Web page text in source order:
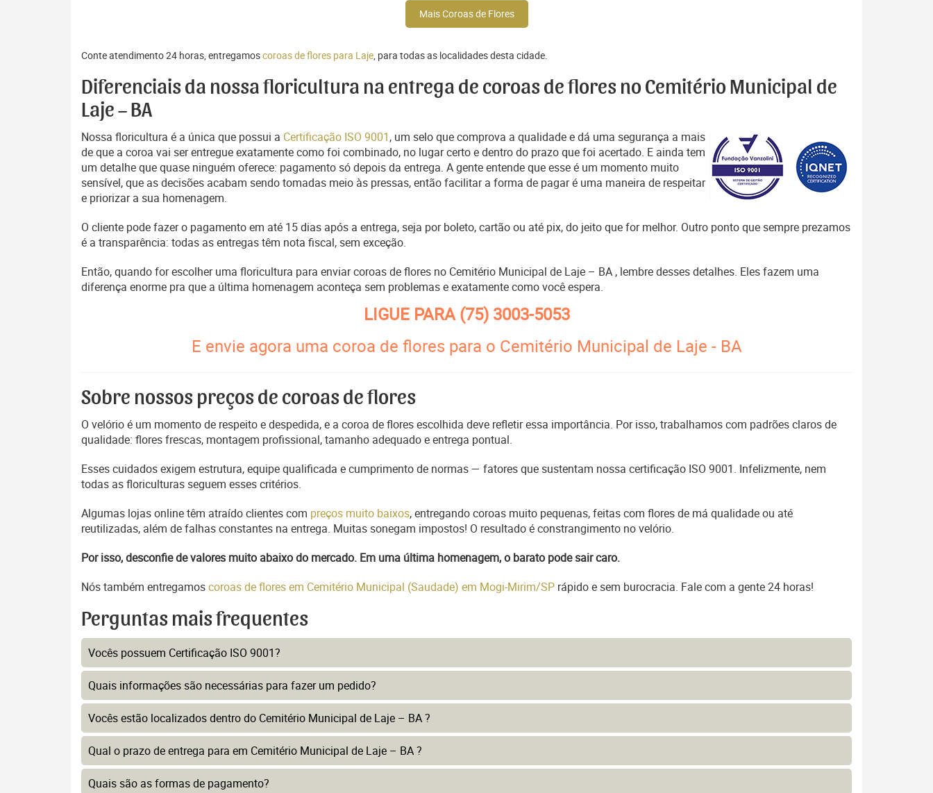
Mais Coroas de Flores
Conte atendimento 24 horas, entregamoscoroas de flores para Laje, para todas as localidades desta cidade.
Diferenciais da nossa floricultura na entrega de coroas de flores no Cemitério Municipal de
Laje – BA
Nossa floricultura é a única que possui a Certificação ISO 9001, um selo que comprova a qualidade e dá uma segurança a mais
de que a coroa vai ser entregue exatamente como foi combinado, no lugar certo e dentro do prazo que foi acertado. E ainda tem
um detalhe que quase ninguém oferece: pagamento só depois da entrega. A gente entende que esse é um momento muito
sensível, que as decisões acabam sendo tomadas meio às pressas, então facilitar a forma de pagar é uma maneira de respeitar
e priorizar a sua homenagem.
O cliente pode fazer o pagamento em até 15 dias após a entrega, seja por boleto, cartão ou até pix, do jeito que for melhor. Outro ponto que sempre prezamos
é a transparência: todas as entregas têm nota fiscal, sem exceção.
Então, quando for escolher uma floricultura para enviar coroas de flores no Cemitério Municipal de Laje – BA , lembre desses detalhes. Eles fazem uma
diferença enorme pra que a última homenagem aconteça sem problemas e exatamente como você espera.
LIGUE PARA(75) 3003-5053
E envie agora uma coroa de flores para o Cemitério Municipal de Laje - BA
Sobre nossos preços de coroas de flores
O velório é um momento de respeito e despedida, e a coroa de flores escolhida deve refletir essa importância. Por isso, trabalhamos com padrões claros de
qualidade: flores frescas, montagem profissional, tamanho adequado e entrega pontual.
Esses cuidados exigem estrutura, equipe qualificada e cumprimento de normas — fatores que sustentam nossa certificação ISO 9001. Infelizmente, nem
todas as floriculturas seguem esses critérios.
Algumas lojas online têm atraído clientes com preços muito baixos, entregando coroas muito pequenas, feitas com flores de má qualidade ou até
reutilizadas, além de falhas constantes na entrega. Muitas sonegam impostos! O resultado é constrangimento no velório.
Por isso, desconfie de valores muito abaixo do mercado. Em uma última homenagem, o barato pode sair caro.
Nós também entregamoscoroas de flores em Cemitério Municipal (Saudade) em Mogi-Mirim/SP rápido e sem burocracia. Fale com a gente 24 horas!
Perguntas mais frequentes
Vocês possuem Certificação ISO 9001?
Quais informações são necessárias para fazer um pedido?
Vocês estão localizados dentro do Cemitério Municipal de Laje – BA ?
Qual o prazo de entrega para em Cemitério Municipal de Laje – BA ?
Quais são as formas de pagamento?